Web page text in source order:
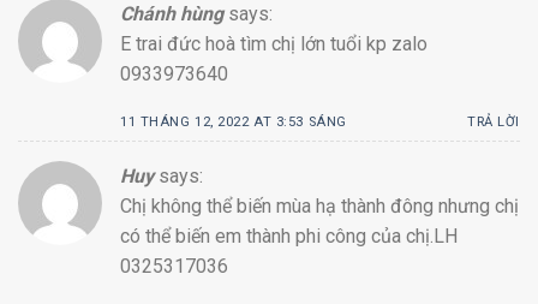
Chánh hùng says:
E trai đức hoà tìm chị lớn tuổi kp zalo
0933973640
11 THÁNG 12, 2022 AT 3:53 SÁNG TRẢ LỜI
Huy says:
Chị không thể biến mùa hạ thành đông nhưng chị
có thể biến em thành phi công của chị.LH
0325317036